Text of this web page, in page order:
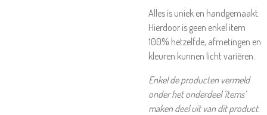
Alles is uniek en handgemaakt.
Hierdoor is geen enkel item
100% hetzelfde, afmetingen en
kleuren kunnen licht variëren.
Enkel de producten vermeld
onder het onderdeel 'items'
maken deel uit van dit product.